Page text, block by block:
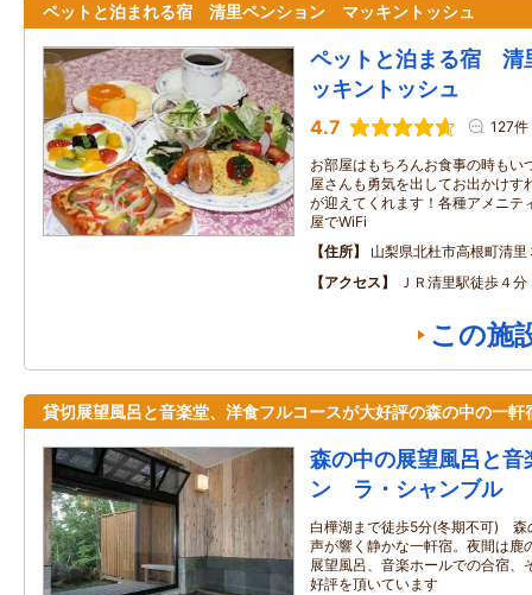
ペットと泊まれる宿 清里ペンション マッキントッシュ
ペットと泊まる宿
ッキントッシュ
4.7 127件
お部屋はもちろんお食事の時もい
屋さんも勇気を出してお出かけす
が迎えてくれます！各種アメニテ
屋でWiFi
住所
山梨県北杜市高根町清
アクセス
ＪＲ清里駅徒歩４分
この施
貸切展望風呂と音楽堂、洋食フルコースが大好評の森の中の一軒
森の中の展望風呂と
ン ラ・シャンブル
白樺湖まで徒歩5分(冬期不可) 森
声が響く静かな一軒宿。夜間は鹿
展望風呂、音楽ホールでの合宿、
好評を頂いています